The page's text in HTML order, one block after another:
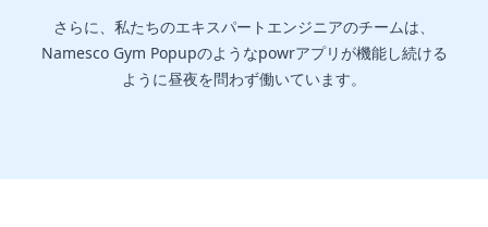
さらに、私たちのエキスパートエンジニアのチームは、
Namesco Gym Popupのようなpowrアプリが機能し続ける
ように昼夜を問わず働いています。